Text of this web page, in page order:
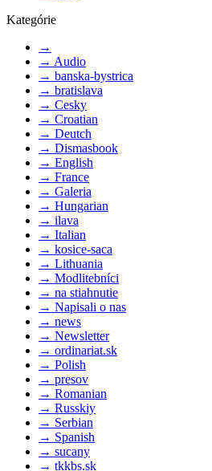
Kategórie
→
→ Audio
→ banska-bystrica
→ bratislava
→ Cesky
→ Croatian
→ Deutch
→ Dismasbook
→ English
→ France
→ Galeria
→ Hungarian
→ ilava
→ Italian
→ kosice-saca
→ Lithuania
→ Modlitebníci
→ na stiahnutie
→ Napisali o nas
→ news
→ Newsletter
→ ordinariat.sk
→ Polish
→ presov
→ Romanian
→ Russkiy
→ Serbian
→ Spanish
→ sucany
→ tkkbs.sk